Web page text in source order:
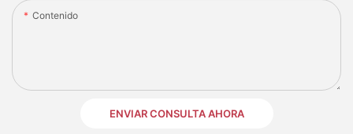
Contenido
ENVIAR CONSULTA AHORA